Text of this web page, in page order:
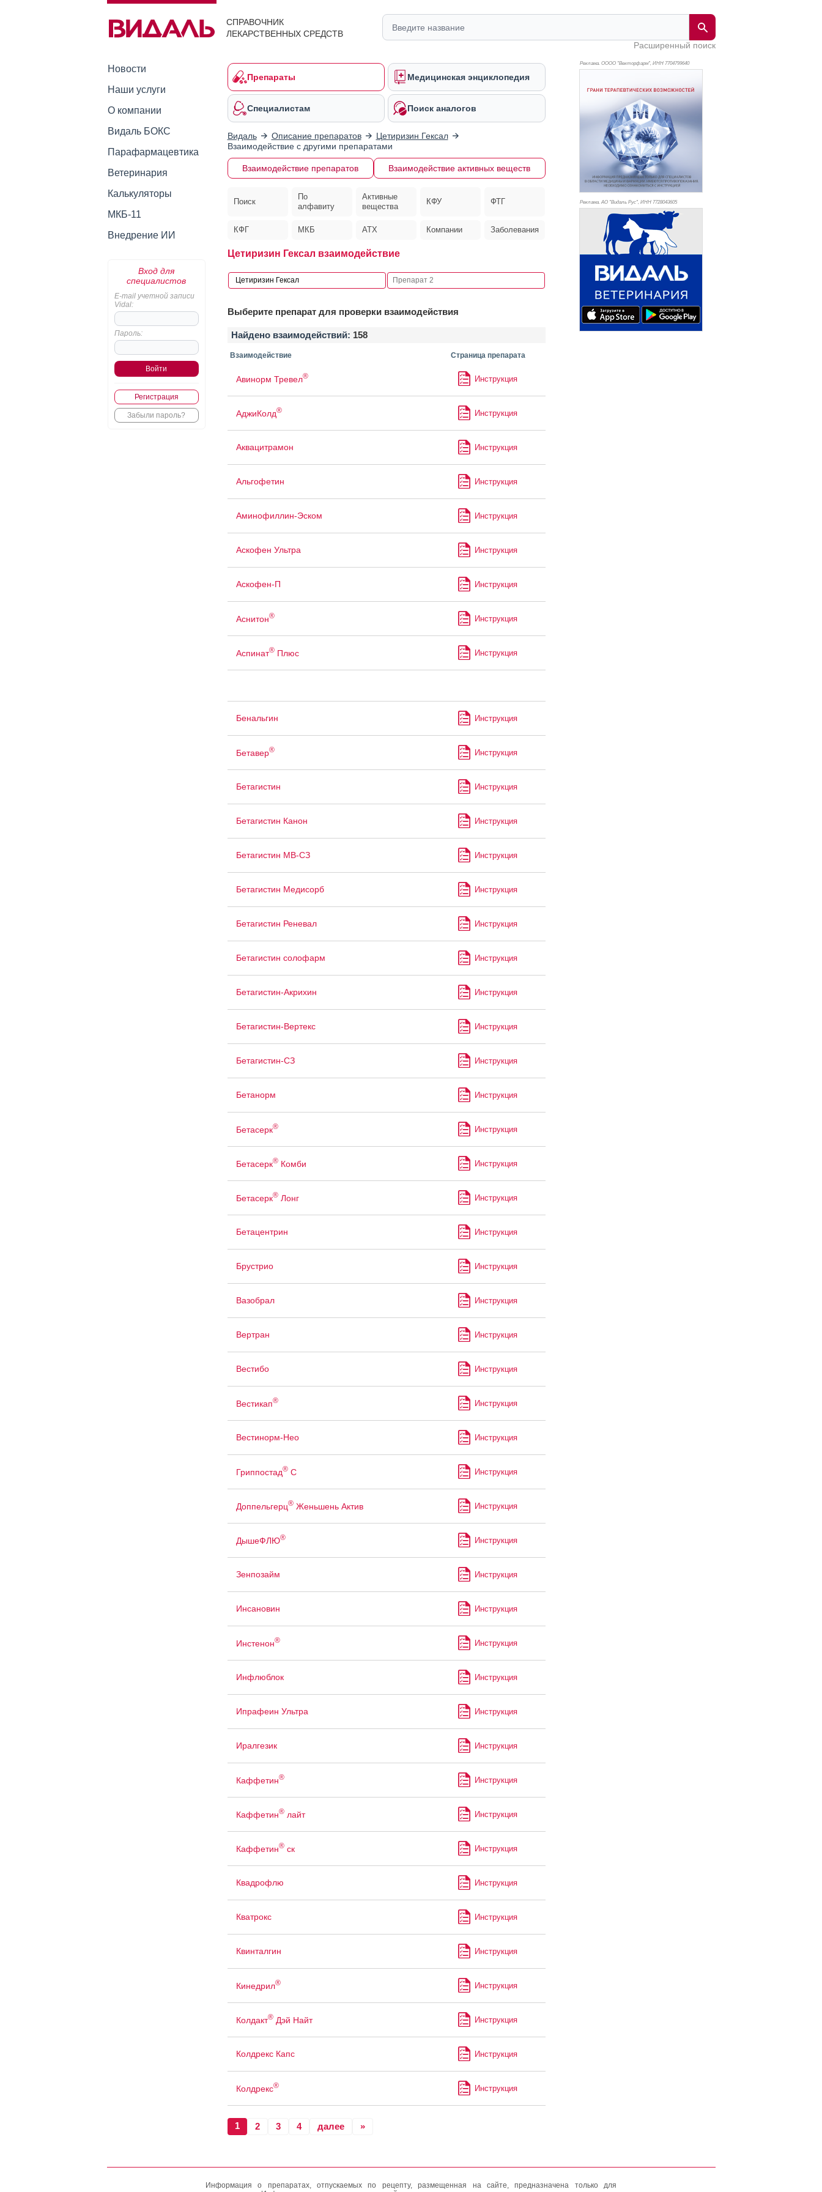
СПРАВОЧНИК
ЛЕКАРСТВЕННЫХ СРЕДСТВ
Расширенный поиск
Новости
Наши услуги
О компании
Видаль БОКС
Парафармацевтика
Ветеринария
Калькуляторы
МКБ-11
Внедрение ИИ
Вход для
специалистов
E-mail учетной записи
Vidal:
Пароль:
Регистрация
Забыли пароль?
Препараты Медицинская энциклопедия
Специалистам Поиск аналогов
Видаль Описание препаратов
Цетиризин Гексал
Взаимодействие с другими препаратами
Взаимодействие препаратов Взаимодействие активных веществ
Поиск
По
алфавиту
Активные
вещества
КФУ ФТГ
КФГ МКБ АТХ Компании Заболевания
Цетиризин Гексал взаимодействие
Выберите препарат для проверки взаимодействия
Найдено взаимодействий: 158
Взаимодействие Страница препарата
Авинорм Тревел® Инструкция
АджиКолд® Инструкция
Аквацитрамон Инструкция
Альгофетин Инструкция
Аминофиллин-Эском Инструкция
Аскофен Ультра Инструкция
Аскофен-П Инструкция
Аснитон® Инструкция
Аспинат®Плюс Инструкция
Бенальгин Инструкция
Бетавер® Инструкция
Бетагистин Инструкция
Бетагистин Канон Инструкция
Бетагистин МВ-СЗ Инструкция
Бетагистин Медисорб Инструкция
Бетагистин Реневал Инструкция
Бетагистин солофарм Инструкция
Бетагистин-Акрихин Инструкция
Бетагистин-Вертекс Инструкция
Бетагистин-СЗ Инструкция
Бетанорм Инструкция
Бетасерк® Инструкция
Бетасерк®Комби Инструкция
Бетасерк®Лонг Инструкция
Бетацентрин Инструкция
Брустрио Инструкция
Вазобрал Инструкция
Вертран Инструкция
Вестибо Инструкция
Вестикап® Инструкция
Вестинорм-Нео Инструкция
Гриппостад®С Инструкция
Доппельгерц®Женьшень Актив Инструкция
ДышеФЛЮ® Инструкция
Зенпозайм Инструкция
Инсановин Инструкция
Инстенон® Инструкция
Инфлюблок Инструкция
Ипрафеин Ультра Инструкция
Иралгезик Инструкция
Каффетин® Инструкция
Каффетин®лайт Инструкция
Каффетин®ск Инструкция
Квадрофлю Инструкция
Кватрокс Инструкция
Квинталгин Инструкция
Кинедрил® Инструкция
Колдакт®Дэй Найт Инструкция
Колдрекс Капс Инструкция
Колдрекс® Инструкция
1 2 3 4 далее »
Реклама. ОООО "Векторфарм", ИНН 7704799640
Реклама. АО "Видаль Рус", ИНН 7728043605
Информация о препаратах, отпускаемых по рецепту, размещенная на сайте, предназначена только для